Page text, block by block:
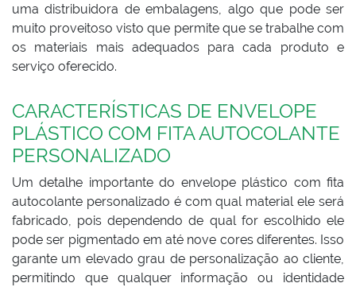
uma distribuidora de embalagens, algo que pode ser
muito proveitoso visto que permite que se trabalhe com
os materiais mais adequados para cada produto e
serviço oferecido.
CARACTERÍSTICAS DE ENVELOPE
PLÁSTICO COM FITA AUTOCOLANTE
PERSONALIZADO
Um detalhe importante do envelope plástico com fita
autocolante personalizado é com qual material ele será
fabricado, pois dependendo de qual for escolhido ele
pode ser pigmentado em até nove cores diferentes. Isso
garante um elevado grau de personalização ao cliente,
permitindo que qualquer informação ou identidade